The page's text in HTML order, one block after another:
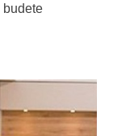
budete